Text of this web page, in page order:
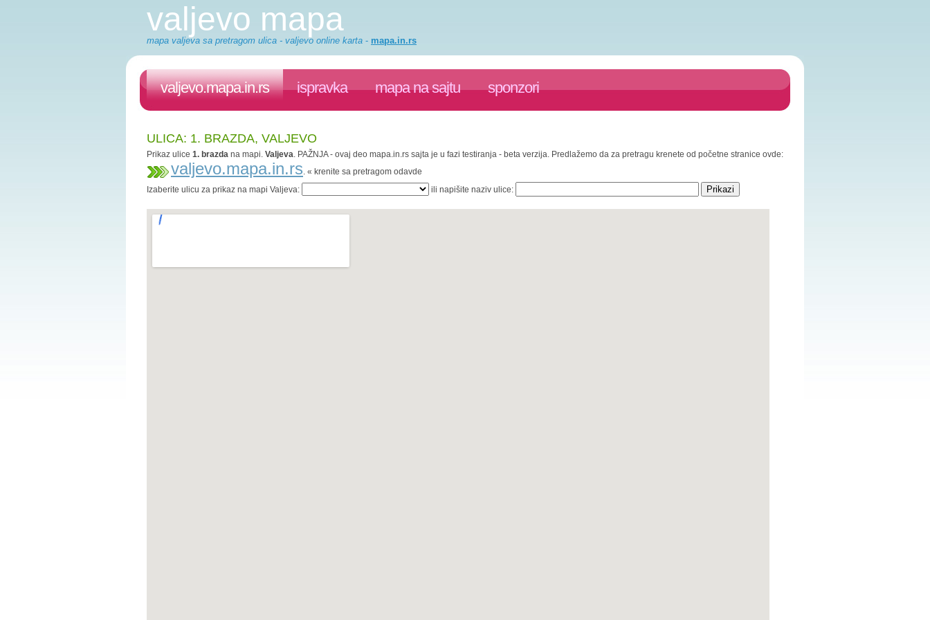
valjevo mapa
mapa valjeva sa pretragom ulica - valjevo online karta - mapa.in.rs
valjevo.mapa.in.rs ispravka mapa na sajtu sponzori
ULICA: 1. BRAZDA, VALJEVO
Prikaz ulice 1. brazda na mapi. Valjeva. PAŽNJA - ovaj deo mapa.in.rs sajta je u fazi testiranja - beta verzija. Predlažemo da za pretragu krenete od početne stranice ovde:
valjevo.mapa.in.rs. « krenite sa pretragom odavde
Izaberite ulicu za prikaz na mapi Valjeva:
ili napišite naziv ulice: